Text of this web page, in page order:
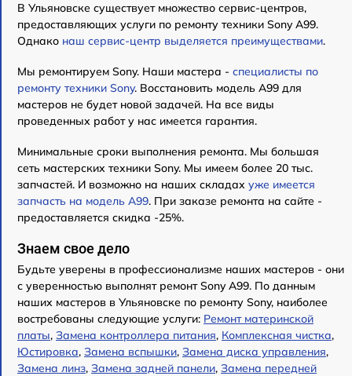
В Ульяновске существует множество сервис-центров,
предоставляющих услуги по ремонту техники Sony A99.
Однако наш сервис-центр выделяется преимуществами.
Мы ремонтируем Sony. Наши мастера - специалисты по
ремонту техники Sony. Восстановить модель A99 для
мастеров не будет новой задачей. На все виды
проведенных работ у нас имеется гарантия.
Минимальные сроки выполнения ремонта. Мы большая
сеть мастерских техники Sony. Мы имеем более 20 тыс.
запчастей. И возможно на наших складах уже имеется
запчасть на модель A99. При заказе ремонта на сайте -
предоставляется скидка -25%.
Знаем свое дело
Будьте уверены в профессионализме наших мастеров - они
с уверенностью выполнят ремонт Sony A99. По данным
наших мастеров в Ульяновске по ремонту Sony, наиболее
востребованы следующие услуги: Ремонт материнской
платы, Замена контроллера питания, Комплексная чистка,
Юстировка, Замена вспышки, Замена диска управления,
Замена линз, Замена задней панели, Замена передней